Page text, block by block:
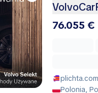
76.055 €
Polonia,